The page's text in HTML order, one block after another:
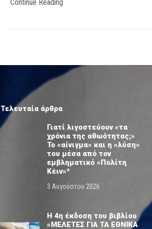
Continue Reading
Τελευταία άρθρα
Γιατί λιγοστεύουν «τα
χρόνια της αθωότητας;»
Το «αίνιγμα» και η «λύση»
του μέσα από τον
εμβληματικό «Πολίτη
Κέιν»*
3 Αυγούστου 2026
Η 4η έκδοση του βιβλίου
«ΜΕΛΕΤΕΣ ΓΙΑ ΤΑ ΕΘΝΙΚΑ